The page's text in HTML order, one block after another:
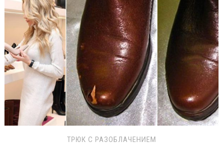
ТРЮК С РАЗОБЛАЧЕНИЕМ